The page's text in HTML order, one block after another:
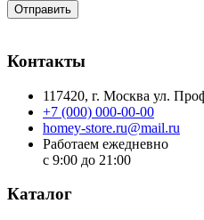
Отправить
Контакты
117420, г. Москва ул.
+7 (000) 000-00-00
homey-store.ru@mail.ru
Работаем ежедневно
с 9:00 до 21:00
Каталог